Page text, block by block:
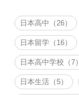
日本高中（26）
日本留学（16）
日本高中学校（7）
日本生活（5）